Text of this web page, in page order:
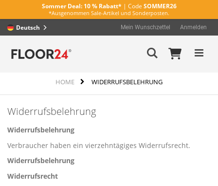
Sommer Deal: 10 % Rabatt* | Code SOMMER26
*Ausgenommen Sale-Artikel und Sonderposten.
Mein
Mein Wunschzettel Anmelden
Suche
HOME WIDERRUFSBELEHRUNG
Widerrufsbelehrung
Widerrufsbelehrung
Verbraucher haben ein vierzehntägiges Widerrufsrecht.
Widerrufsbelehrung
Widerrufsrecht
Deutsch